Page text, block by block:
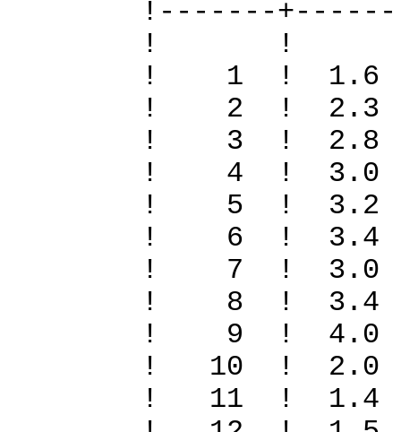
!-------
!
! 1 ! 1.6
! 2 ! 2.3
! 3 ! 2.8
! 4 ! 3.0
! 5 ! 3.2
! 6 ! 3.4
! 7 ! 3.0
! 8 ! 3.4
! 9 ! 4.0
! 10 ! 2.0
! 11 ! 1.4